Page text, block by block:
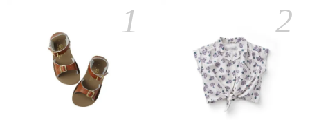
1 2